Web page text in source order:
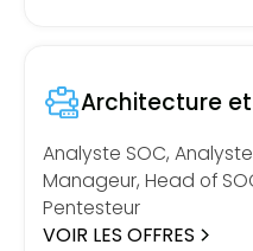
Architecture
Analyste SOC, Analyste
Manageur, Head of
Pentesteur
VOIR LES OFFRES